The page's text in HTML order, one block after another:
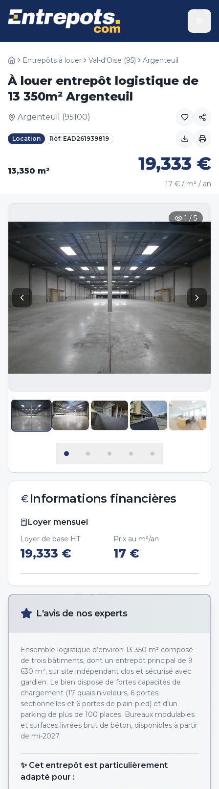
Entrepôts à louer Val-d'Oise (95) Argenteuil
À louer entrepôt logistique de
13 350m² Argenteuil
Argenteuil (95100)
Location Réf: EAD261939819
13,350 m² 19,333 €
17 € / m² / an
1 / 5
Informations financières
Loyer mensuel
Loyer de base HT
19,333 €
Prix au m²/an
17 €
L'avis de nos experts
Ensemble logistique d’environ 13 350 m² composé
de trois bâtiments, dont un entrepôt principal de 9
630 m², sur site indépendant clos et sécurisé avec
gardien. Le bien dispose de fortes capacités de
chargement (17 quais niveleurs, 6 portes
sectionnelles et 6 portes de plain-pied) et d’un
parking de plus de 100 places. Bureaux modulables
et surfaces livrées brut de béton, disponibles à partir
de mi-2027.
✨ Cet entrepôt est particulièrement
adapté pour :